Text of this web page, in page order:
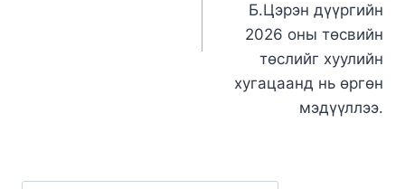
Б.Цэрэн дүүргийн
2026 оны төсвийн
төслийг хуулийн
хугацаанд нь өргөн
мэдүүллээ.